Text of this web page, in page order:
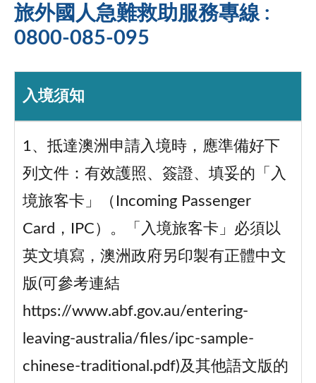
旅外國人急難救助服務專線 :
0800-085-095
入境須知
1、抵達澳洲申請入境時，應準備好下
列文件：有效護照、簽證、填妥的「入
境旅客卡」（Incoming Passenger
Card，IPC）。「入境旅客卡」必須以
英文填寫，澳洲政府另印製有正體中文
版(可參考連結
https://www.abf.gov.au/entering-
leaving-australia/files/ipc-sample-
chinese-traditional.pdf)及其他語文版的